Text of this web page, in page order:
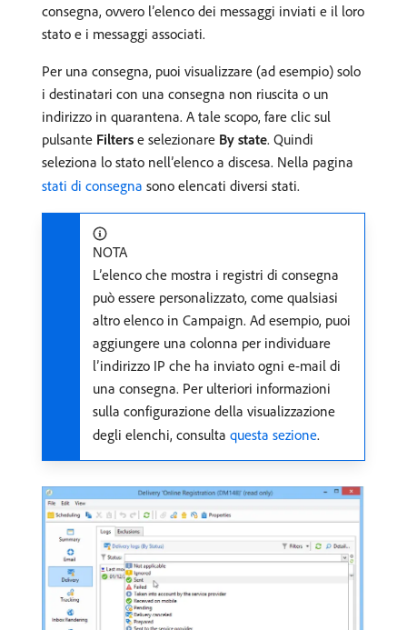
consegna, ovvero l’elenco dei messaggi inviati e il loro
stato e i messaggi associati.
Per una consegna, puoi visualizzare (ad esempio) solo
i destinatari con una consegna non riuscita o un
indirizzo in quarantena. A tale scopo, fare clic sul
pulsante Filters e selezionare By state. Quindi
seleziona lo stato nell’elenco a discesa. Nella pagina
stati di consegna sono elencati diversi stati.
NOTA
L’elenco che mostra i registri di consegna
può essere personalizzato, come qualsiasi
altro elenco in Campaign. Ad esempio, puoi
aggiungere una colonna per individuare
l’indirizzo IP che ha inviato ogni e-mail di
una consegna. Per ulteriori informazioni
sulla configurazione della visualizzazione
degli elenchi, consulta questa sezione.